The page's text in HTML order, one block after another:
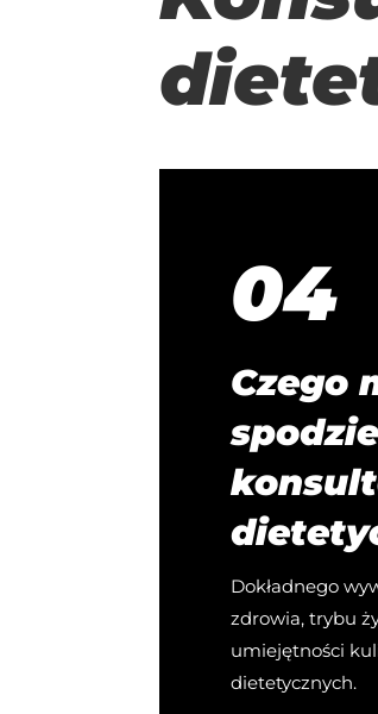
04
Czego
Dokładnego
zdrowia, trybu
umiejętności
dietetycznych.